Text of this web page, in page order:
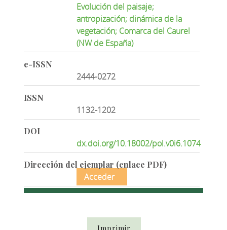
Evolución del paisaje;
antropización; dinámica de la
vegetación; Comarca del Caurel
(NW de España)
e-ISSN
2444-0272
ISSN
1132-1202
DOI
dx.doi.org/10.18002/pol.v0i6.1074
Dirección del ejemplar (enlace PDF)
Acceder